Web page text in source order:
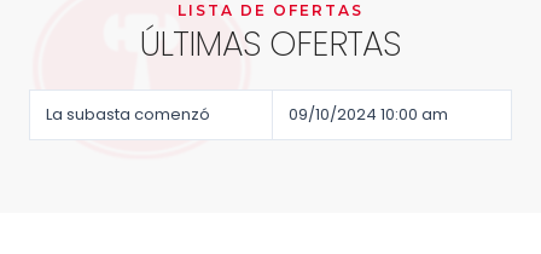
LISTA DE OFERTAS
ÚLTIMAS OFERTAS
La subasta comenzó 09/10/2024 10:00 am